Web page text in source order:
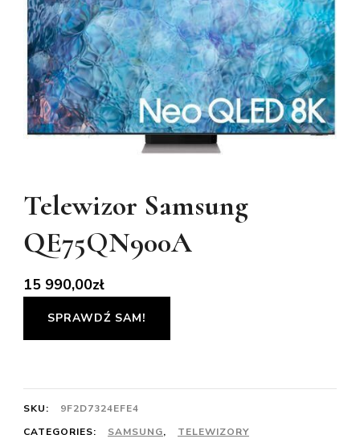
Telewizor Samsung
QE75QN900A
15 990,00zł
SPRAWDŹ SAM!
SKU:
9F2D7324EFE4
CATEGORIES:
SAMSUNG,
TELEWIZORY